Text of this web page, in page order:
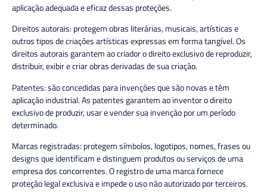
aplicação adequada e eficaz dessas proteções.
Direitos autorais:protegem obras literárias, musicais, artísticas e
outros tipos de criações artísticas expressas em forma tangível. Os
direitos autorais garantem ao criador o direito exclusivo de reproduzir,
distribuir, exibir e criar obras derivadas de sua criação.
Patentes:são concedidas para invenções que são novas e têm
aplicação industrial. As patentes garantem ao inventor o direito
exclusivo de produzir, usar e vender sua invenção por um período
determinado.
Marcas registradas:protegem símbolos, logotipos, nomes, frases ou
designs que identificam e distinguem produtos ou serviços de uma
empresa dos concorrentes. O registro de uma marca fornece
proteção legal exclusiva e impede o uso não autorizado por terceiros.